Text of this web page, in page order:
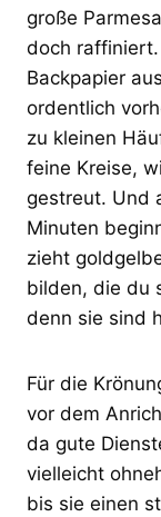
große
doch
Backpapier
ordentlich
zu kleinen
feine Kreise,
gestreut. Und
Minuten
zieht
bilden, die du
denn sie sind
Für die
vor dem
da gute
vielleicht
bis sie einen